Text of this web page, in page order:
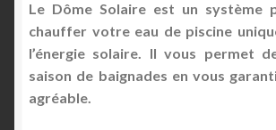
Le Dôme Solaire est un système
chauffer votre eau de piscine
l’énergie solaire. Il vous permet
saison de baignades en vous
agréable.